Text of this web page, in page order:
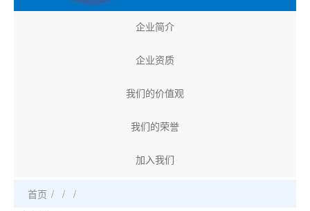
企业简介
企业资质
我们的价值观
我们的荣誉
加入我们
首页 / / /